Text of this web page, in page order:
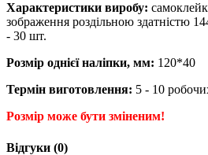
Характеристики виробу:
зображення роздільною здатністю
- 30 шт.
Розмір однієї наліпки, мм: 120*40
Термін виготовлення: 5 - 10
Розмір може бути зміненим!
Відгуки (0)